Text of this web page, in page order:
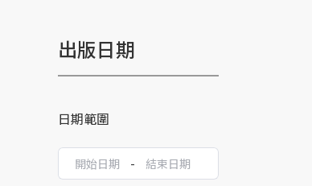
出版日期
日期範圍
-